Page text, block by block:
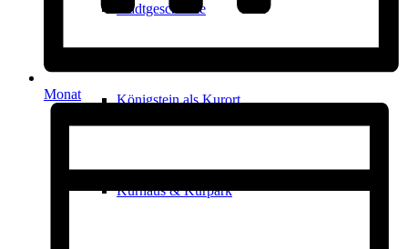
Stadtgeschichte
Königstein als Kurort
Kurhaus & Kurpark
Monat